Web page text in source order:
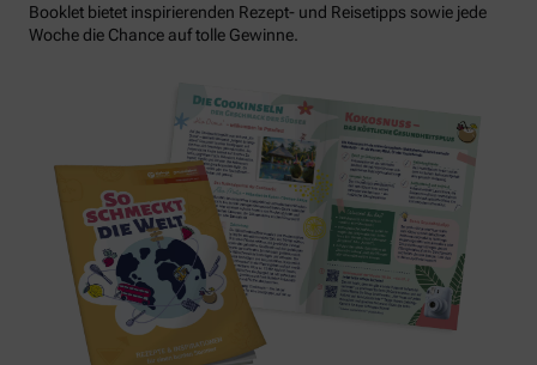
Booklet bietet inspirierenden Rezept- und Reisetipps sowie jede
Woche die Chance auf tolle Gewinne.